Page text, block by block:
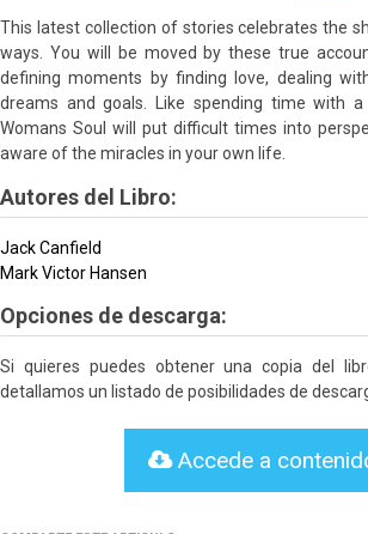
This latest collection of stories celebrates the
ways. You will be moved by these true
defining moments by finding love, dealing
dreams and goals. Like spending time with
Womans Soul will put difficult times into
aware of the miracles in your own life.
Autores del Libro:
Jack Canfield
Mark Victor Hansen
Opciones de descarga:
Si quieres puedes obtener una copia del
detallamos un listado de posibilidades de
Accede a